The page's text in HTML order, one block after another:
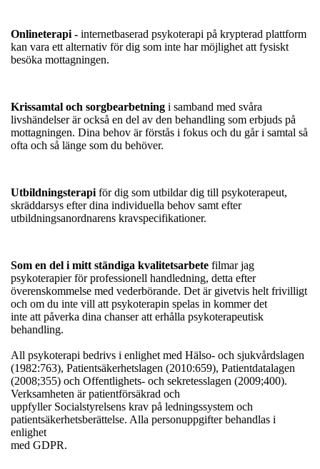
Onlineterapi - internetbaserad psykoterapi på krypterad plattform
kan vara ett alternativ för dig som inte har möjlighet att fysiskt
besöka mottagningen.
Krissamtal och sorgbearbetning i samband med svåra
livshändelser är också en del av den behandling som erbjuds på
mottagningen. Dina behov är förstås i fokus och du går i samtal så
ofta och så länge som du behöver.
Utbildningsterapi för dig som utbildar dig till psykoterapeut,
skräddarsys efter dina individuella behov samt efter
utbildningsanordnarens kravspecifikationer.
Som en del i mitt ständiga kvalitetsarbete filmar jag
psykoterapier för professionell handledning, detta efter
överenskommelse med vederbörande. Det är givetvis helt frivilligt
och om du inte vill att psykoterapin spelas in kommer det
inte att påverka dina chanser att erhålla psykoterapeutisk
behandling.
All psykoterapi bedrivs i enlighet med Hälso- och sjukvårdslagen
(1982:763), Patientsäkerhetslagen (2010:659), Patientdatalagen
(2008;355) och Offentlighets- och sekretesslagen (2009;400).
Verksamheten är patientförsäkrad och
uppfyller Socialstyrelsens krav på ledningssystem och
patientsäkerhetsberättelse. Alla personuppgifter behandlas i
enlighet
med GDPR.